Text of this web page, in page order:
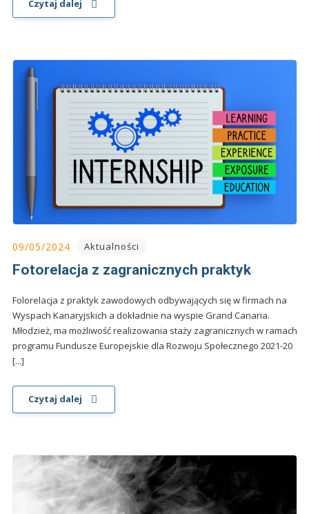
Czytaj dalej
09/05/2024 Aktualności
Fotorelacja z zagranicznych praktyk
Folorelacja z praktyk zawodowych odbywających się w firmach na
Wyspach Kanaryjskich a dokładnie na wyspie Grand Canaria.
Młodzież, ma możliwość realizowania staży zagranicznych w ramach
programu Fundusze Europejskie dla Rozwoju Społecznego 2021-20
[...]
Czytaj dalej